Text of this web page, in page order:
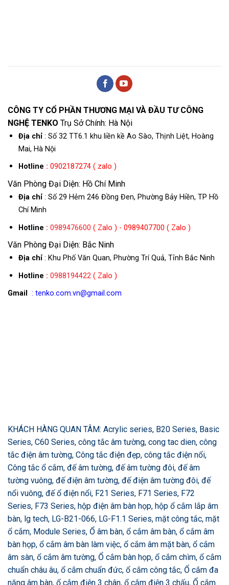
CÔNG TY CỔ PHẦN THƯƠNG MẠI VÀ ĐẦU TƯ CÔNG
NGHỆ TENKO Trụ Sở Chính: Hà Nội
Địa chỉ: Số 32 TT6.1 khu liền kề Ao Sào, Thịnh Liệt, Hoàng
Mai, Hà Nội
Hotline : 0902187274 ( zalo )
Văn Phòng Đại Diện: Hồ Chí Minh
Địa chỉ: Số 29 Hẻm 246 Đồng Đen, Phường Bảy Hiền, TP Hồ
Chí Minh
Hotline : 0989476600 ( Zalo ) - 0989407700 ( Zalo )
Văn Phòng Đại Diện: Bắc Ninh
Địa chỉ: Khu Phố Văn Quan, Phường Trí Quả, Tỉnh Bắc Ninh
Hotline : 0988194422( Zalo )
Gmail : tenko.com.vn@gmail.com
KHÁCH HÀNG QUAN TÂM: Acrylic series, B20 Series, Basic
Series, C60 Series, công tắc âm tường, cong tac dien, công
tắc điện âm tường, Công tắc điện đẹp, công tắc điện nổi,
Công tắc ổ cắm, đế âm tường, đế âm tường đôi, đế âm
tường vuông, đế điện âm tường, đế điện âm tường đôi, đế
nổi vuông, đế ổ điện nổi, F21 Series, F71 Series, F72
Series, F73 Series, hộp điện âm bàn họp, hộp ổ cắm lắp âm
bàn, lg tech, LG-B21-066, LG-F1.1 Series, mặt công tắc, mặt
ổ cắm, Module Series, Ổ âm bàn, ổ cắm âm bàn, ổ cắm âm
bàn họp, ổ cắm âm bàn làm việc, ổ cắm âm mặt bàn, ổ cắm
âm sàn, ổ cắm âm tường, Ổ cắm bàn họp, ổ cắm chìm, ổ cắm
chuẩn châu âu, ổ cắm chuẩn đức, ổ cắm công tắc, Ổ cắm đa
năng âm bàn, ổ cắm điện 3 chân, ổ cắm điện 3 chấu, Ổ cắm